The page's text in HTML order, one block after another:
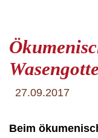
27.09.2017
Beim